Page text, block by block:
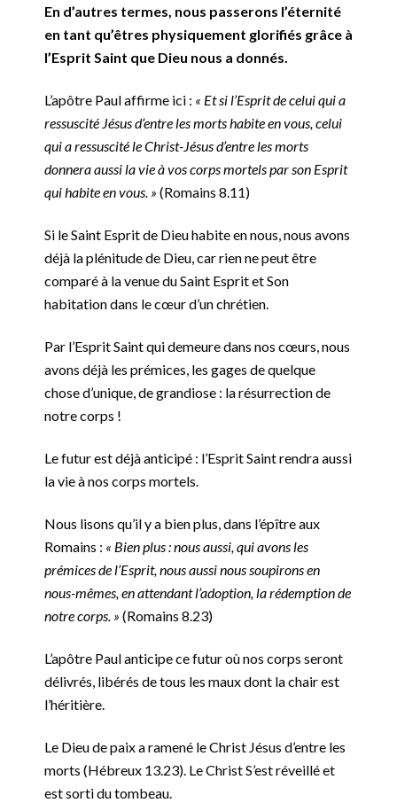
En d’autres termes, nous passerons l’éternité
en tant qu’êtres physiquement glorifiés grâce à
l’Esprit Saint que Dieu nous a donnés.
L’apôtre Paul affirme ici : « Et si l’Esprit de celui qui a
ressuscité Jésus d’entre les morts habite en vous, celui
qui a ressuscité le Christ-Jésus d’entre les morts
donnera aussi la vie à vos corps mortels par son Esprit
qui habite en vous. » (Romains‬ 8.11)
Si le Saint Esprit de Dieu habite en nous, nous avons
déjà la plénitude de Dieu, car rien ne peut être
comparé à la venue du Saint Esprit et Son
habitation dans le cœur d’un chrétien.
Par l’Esprit Saint qui demeure dans nos cœurs, nous
avons déjà les prémices, les gages de quelque
chose d’unique, de grandiose : la résurrection de
notre corps !
Le futur est déjà anticipé : l’Esprit Saint rendra aussi
la vie à nos corps mortels.
Nous lisons qu’il y a bien plus, dans l’épître aux
Romains : « Bien plus : nous aussi, qui avons les
prémices de l’Esprit, nous aussi nous soupirons en
nous-mêmes, en attendant l’adoption, la rédemption de
notre corps. » (Romains‬ ‭8.23)
L’apôtre Paul anticipe ce futur où nos corps seront
délivrés, libérés de tous les maux dont la chair est
l’héritière.
Le Dieu de paix a ramené le Christ Jésus d’entre les
morts (Hébreux 13.23). Le Christ S’est réveillé et
est sorti du tombeau.